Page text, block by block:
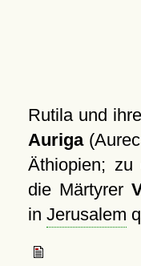
Rutila und
Auriga
Äthiopien; zu
die Märtyrer
in Jerusalem